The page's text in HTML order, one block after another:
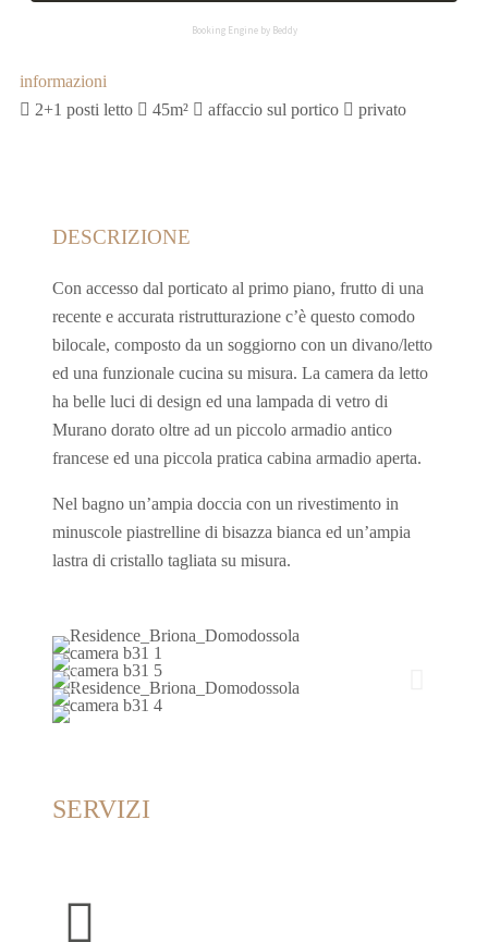
Booking Engine by Beddy
informazioni
2+1 posti letto
45m² affaccio sul portico privato
DESCRIZIONE
Con accesso dal porticato al primo piano, frutto di una
recente e accurata ristrutturazione c’è questo comodo
bilocale, composto da un soggiorno con un divano/letto
ed una funzionale cucina su misura. La camera da letto
ha belle luci di design ed una lampada di vetro di
Murano dorato oltre ad un piccolo armadio antico
francese ed una piccola pratica cabina armadio aperta.
Nel bagno un’ampia doccia con un rivestimento in
minuscole piastrelline di bisazza bianca ed un’ampia
lastra di cristallo tagliata su misura.
SERVIZI